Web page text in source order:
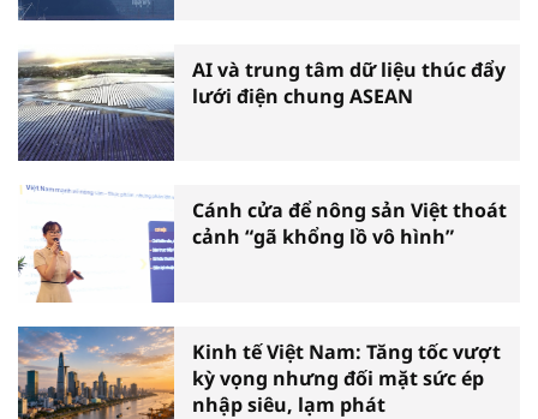
AI và trung tâm dữ liệu thúc đẩy
lưới điện chung ASEAN
Cánh cửa để nông sản Việt thoát
cảnh “gã khổng lồ vô hình”
Kinh tế Việt Nam: Tăng tốc vượt
kỳ vọng nhưng đối mặt sức ép
nhập siêu, lạm phát